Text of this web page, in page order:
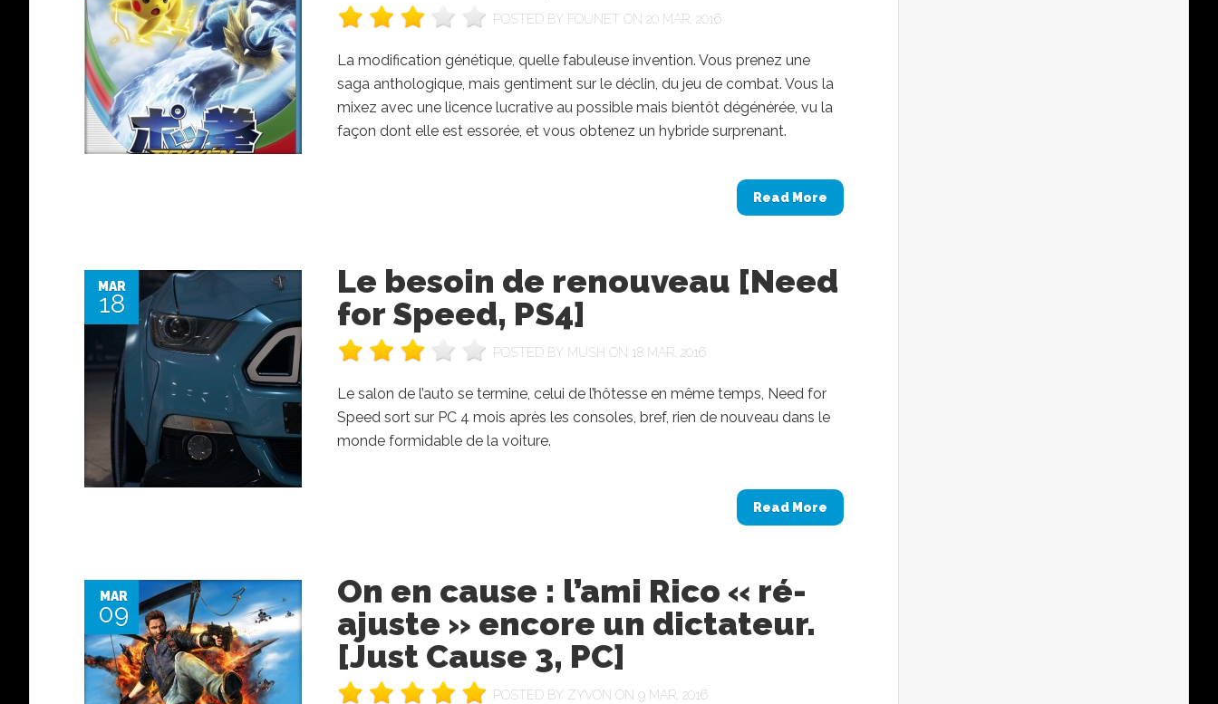
POSTED BY FOUNET ON 20 MAR, 2016
La modification génétique, quelle fabuleuse invention. Vous prenez une
saga anthologique, mais gentiment sur le déclin, du jeu de combat. Vous la
mixez avec une licence lucrative au possible mais bientôt dégénérée, vu la
façon dont elle est essorée, et vous obtenez un hybride surprenant.
Read More
MAR
18
Le besoin de renouveau [Need
for Speed, PS4]
POSTED BY MUSH ON 18 MAR, 2016
Le salon de l’auto se termine, celui de l’hôtesse en même temps, Need for
Speed sort sur PC 4 mois après les consoles, bref, rien de nouveau dans le
monde formidable de la voiture.
Read More
MAR
09
On en cause : l’ami Rico « ré-
ajuste » encore un dictateur.
[Just Cause 3, PC]
POSTED BY ZYVON ON 9 MAR, 2016